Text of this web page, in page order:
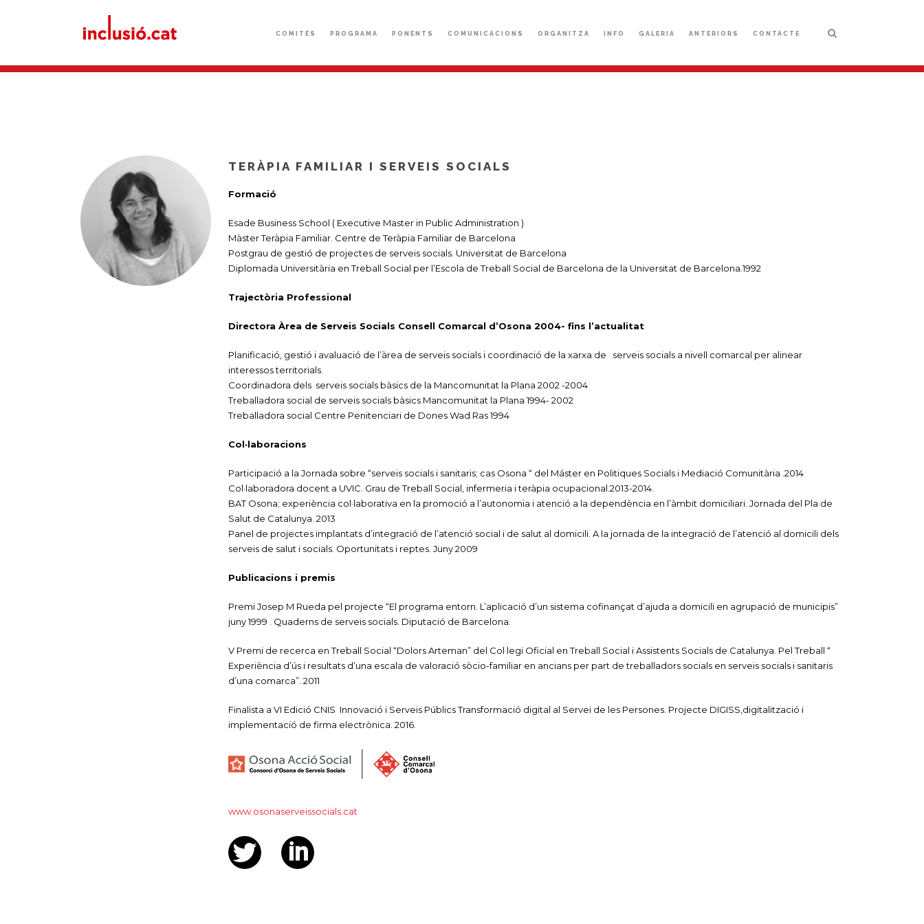
COMITÈS PROGRAMA PONENTS COMUNICACIONS ORGANITZA INFO GALERIA ANTERIORS CONTACTE
TERÀPIA FAMILIAR I SERVEIS SOCIALS
Formació
Esade Business School ( Executive Master in Public Administration )
Màster Teràpia Familiar. Centre de Teràpia Familiar de Barcelona
Postgrau de gestió de projectes de serveis socials. Universitat de Barcelona
Diplomada Universitària en Treball Social per l’Escola de Treball Social de Barcelona de la Universitat de Barcelona.1992
Trajectòria Professional
Directora Àrea de Serveis Socials Consell Comarcal d’Osona 2004- fins l’actualitat
Planificació, gestió i avaluació de l’àrea de serveis socials i coordinació de la xarxa de serveis socials a nivell comarcal per alinear
interessos territorials.
Coordinadora dels serveis socials bàsics de la Mancomunitat la Plana 2002 -2004
Treballadora social de serveis socials bàsics Mancomunitat la Plana 1994- 2002
Treballadora social Centre Penitenciari de Dones Wad Ras 1994
Col·laboracions
Participació a la Jornada sobre “serveis socials i sanitaris; cas Osona “ del Máster en Politiques Socials i Mediació Comunitària .2014
Col·laboradora docent a UVIC. Grau de Treball Social, infermeria i teràpia ocupacional.2013-2014.
BAT Osona; experiència col·laborativa en la promoció a l’autonomia i atenció a la dependència en l’àmbit domiciliari. Jornada del Pla de
Salut de Catalunya. 2013
Panel de projectes implantats d’integració de l’atenció social i de salut al domicili. A la jornada de la integració de l’atenció al domicili dels
serveis de salut i socials. Oportunitats i reptes. Juny 2009
Publicacions i premis
Premi Josep M Rueda pel projecte “El programa entorn. L’aplicació d’un sistema cofinançat d’ajuda a domicili en agrupació de municipis”
juny 1999 . Quaderns de serveis socials. Diputació de Barcelona.
V Premi de recerca en Treball Social “Dolors Arteman” del Col·legi Oficial en Treball Social i Assistents Socials de Catalunya. Pel Treball “
Experiència d’ús i resultats d’una escala de valoració sòcio-familiar en ancians per part de treballadors socials en serveis socials i sanitaris
d’una comarca”. 2011
Finalista a VI Edició CNIS Innovació i Serveis Públics Transformació digital al Servei de les Persones. Projecte DIGISS,digitalització i
implementació de firma electrònica. 2016.
www.osonaserveissocials.cat